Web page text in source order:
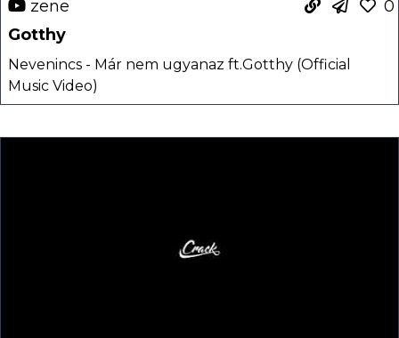
zene
0
Gotthy
Nevenincs - Már nem ugyanaz ft.Gotthy (Official
Music Video)